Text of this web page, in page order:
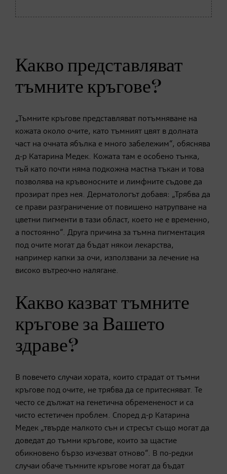
Какво представляват
тъмните кръгове?
„Тъмните кръгове представляват потъмняване на
кожата около очите, като тъмният цвят в долната
част на очната ябълка е много забележим“, обяснява
д-р Катарина Медек. Кожата там е особено тънка,
тъй като почти няма подкожна мастна тъкан и това
позволява на кръвоносните и лимфните съдове да
прозират през нея. Дерматологът добавя: „Трябва да
се прави разграничение от повишено натрупване на
цветни пигменти в тази област, което не е временно,
а постоянно“. Друга причина за тъмна пигментация
под очите могат да бъдат някои лекарства,
например капки за очи, използвани за лечение на
високо вътреочно налягане.
Какво казват тъмните
кръгове за Вашето
здраве?
В повечето случаи хората, които страдат от тъмни
кръгове под очите, не трябва да се притесняват. Те
често се дължат на генетична обремененост и са
чисто естетичен проблем. Според д-р Катарина
Медек „твърде малкото сън и стресът също могат да
доведат до тъмни кръгове, които за щастие
обикновено бързо изчезват отново“. В по-редки
случаи обаче тъмните кръгове могат да бъдат